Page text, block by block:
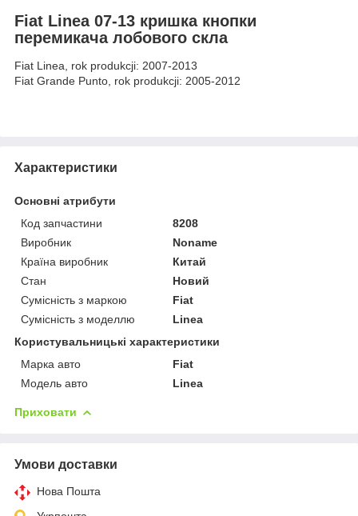
Fiat Linea 07-13 кришка кнопки
перемикача лобового скла
Fiat Linea, rok produkcji: 2007-2013
Fiat Grande Punto, rok produkcji: 2005-2012
Характеристики
Основні атрибути
Код запчастини
8208
Виробник
Noname
Країна виробник
Китай
Стан
Новий
Сумісність з маркою
Fiat
Сумісність з моделлю
Linea
Користувальницькі характеристики
Марка авто
Fiat
Модель авто
Linea
Приховати
Умови доставки
Нова Пошта